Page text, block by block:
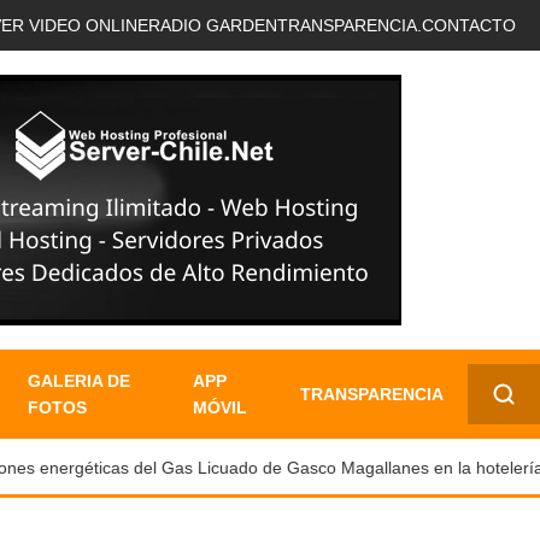
VIDEO ONLINERADIO GARDENTRANSPARENCIA. CONTACTO
GALERIA DE
FOTOS
APP
MÓVIL
TRANSPARENCIA
✕
energéticas del Gas Licuado de Gasco Magallanes en la hotelería